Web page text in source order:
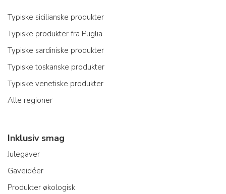
Typiske sicilianske produkter
Typiske produkter fra Puglia
Typiske sardiniske produkter
Typiske toskanske produkter
Typiske venetiske produkter
Alle regioner
Inklusiv smag
Julegaver
Gaveidéer
Produkter økologisk